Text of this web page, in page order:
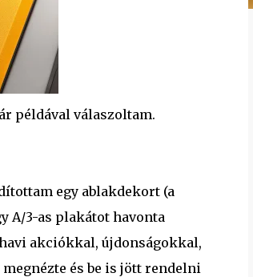
példával válaszoltam.
egy ablakdekort (a
A/3-as plakátot havonta
akciókkal, újdonságokkal,
és be is jött rendelni